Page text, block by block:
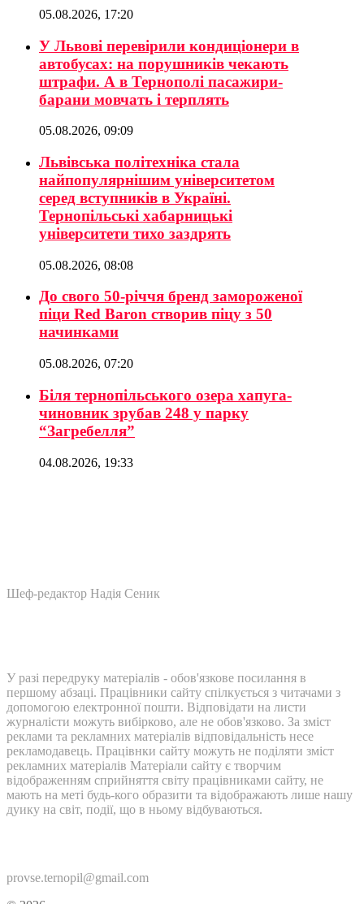
05.08.2026, 17:20
У Львові перевірили кондиціонери в
автобусах: на порушників чекають
штрафи. А в Тернополі пасажири-
барани мовчать і терплять
05.08.2026, 09:09
Львівська політехніка стала
найпопулярнішим університетом
серед вступників в Україні.
Тернопільські хабарницькі
університети тихо заздрять
05.08.2026, 08:08
До свого 50-річчя бренд замороженої
піци Red Baron створив піцу з 50
начинками
05.08.2026, 07:20
Біля тернопільського озера хапуга-
чиновник зрубав 248 у парку
“Загребелля”
04.08.2026, 19:33
Шеф-редактор Надія Сеник
У разі передруку матеріалів - обов'язкове посилання в
першому абзаці. Працівники сайту спілкується з читачами з
допомогою електронної пошти. Відповідати на листи
журналісти можуть вибірково, але не обов'язково. За зміст
реклами та рекламних матеріалів відповідальність несе
рекламодавець. Працівнки сайту можуть не поділяти зміст
рекламних матеріалів Матеріали сайту є творчим
відображенням сприйняття світу працівниками сайту, не
мають на меті будь-кого образити та відображають лише нашу
дуику на світ, події, що в ньому відбуваються.
provse.ternopil@gmail.com